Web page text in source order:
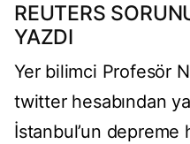
REUTERS
YAZDI
Yer bilimci Profesör
twitter hesabından
İstanbul’un depreme